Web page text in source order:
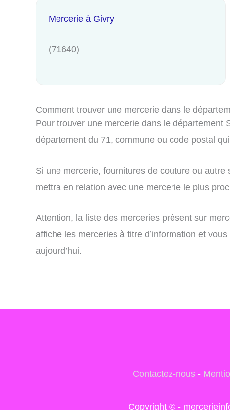
Mercerie à Givry
(71640)
Comment trouver une mercerie dans le
Pour trouver une mercerie dans le département
département du 71, commune ou code postal
Si une mercerie, fournitures de couture ou
mettra en relation avec une mercerie le plus
Attention, la liste des merceries présent sur
affiche les merceries à titre d’information et
aujourd’hui.
Contactez-nous-
Copyright © -